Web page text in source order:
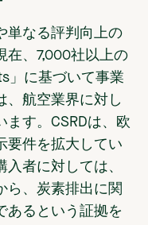
単なる評判向上の
在、7,000社以上の
」に基づいて事業
、航空業界に対し
ます。CSRDは、欧
要件を拡大してい
者に対しては、
ら、炭素排出に関
あるという証拠を